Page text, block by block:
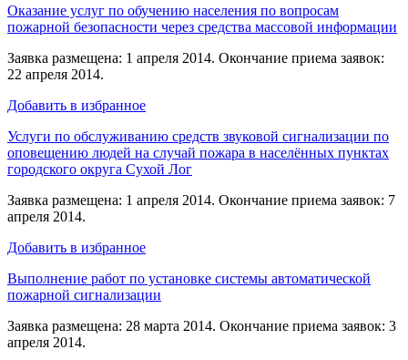
Оказание услуг по обучению населения по вопросам
пожарной безопасности через средства массовой информации
Заявка размещена: 1 апреля 2014. Окончание приема заявок:
22 апреля 2014.
Добавить в избранное
Услуги по обслуживанию средств звуковой сигнализации по
оповещению людей на случай пожара в населённых пунктах
городского округа Сухой Лог
Заявка размещена: 1 апреля 2014. Окончание приема заявок: 7
апреля 2014.
Добавить в избранное
Выполнение работ по установке системы автоматической
пожарной сигнализации
Заявка размещена: 28 марта 2014. Окончание приема заявок: 3
апреля 2014.